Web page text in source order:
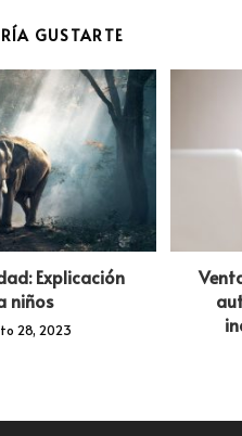
GUSTARTE
Explicación
niños
28, 2023